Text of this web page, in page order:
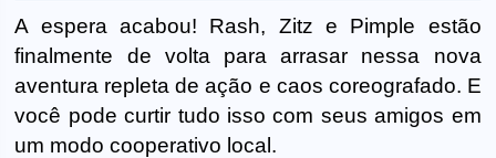
A espera acabou! Rash, Zitz e Pimple estão
finalmente de volta para arrasar nessa nova
aventura repleta de ação e caos coreografado. E
você pode curtir tudo isso com seus amigos em
um modo cooperativo local.